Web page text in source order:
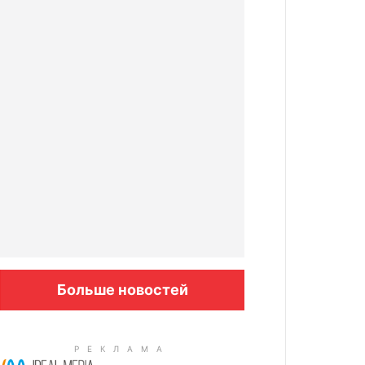
Больше новостей